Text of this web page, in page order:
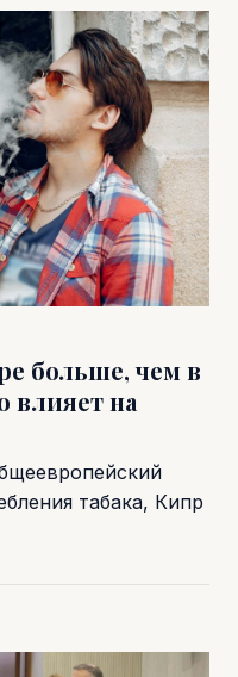
больше, чем в
влияет на
табака, Кипр